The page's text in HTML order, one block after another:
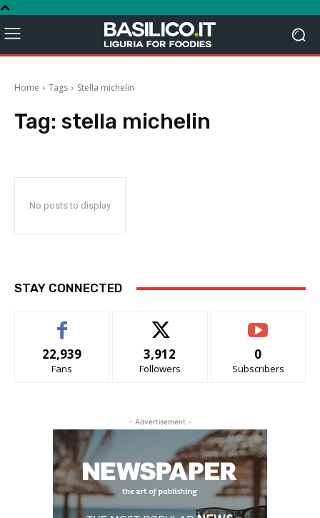
Home Tags Stella michelin
Tag: stella michelin
No posts to display
STAY CONNECTED
22,939
Fans
3,912
Followers
0
Subscribers
- Advertisement -